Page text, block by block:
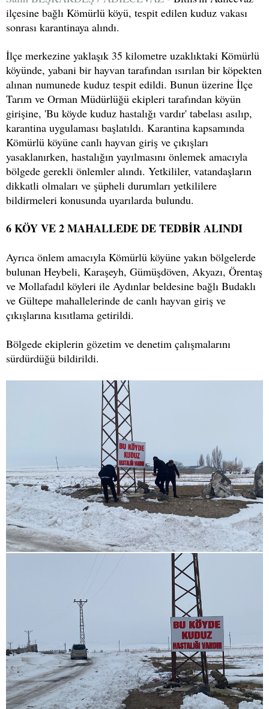
ilçesine bağlı Kömürlü köyü, tespit edilen kuduz vakası
sonrası karantinaya alındı.
İlçe merkezine yaklaşık 35 kilometre uzaklıktaki Kömürlü
köyünde, yabani bir hayvan tarafından ısırılan bir köpekten
alınan numunede kuduz tespit edildi. Bunun üzerine İlçe
Tarım ve Orman Müdürlüğü ekipleri tarafından köyün
girişine, 'Bu köyde kuduz hastalığı vardır' tabelası asılıp,
karantina uygulaması başlatıldı. Karantina kapsamında
Kömürlü köyüne canlı hayvan giriş ve çıkışları
yasaklanırken, hastalığın yayılmasını önlemek amacıyla
bölgede gerekli önlemler alındı. Yetkililer, vatandaşların
dikkatli olmaları ve şüpheli durumları yetkililere
bildirmeleri konusunda uyarılarda bulundu.
6 KÖY VE 2 MAHALLEDE DE TEDBİR ALINDI
Ayrıca önlem amacıyla Kömürlü köyüne yakın bölgelerde
bulunan Heybeli, Karaşeyh, Gümüşdöven, Akyazı, Örentaş
ve Mollafadıl köyleri ile Aydınlar beldesine bağlı Budaklı
ve Gültepe mahallelerinde de canlı hayvan giriş ve
çıkışlarına kısıtlama getirildi.
Bölgede ekiplerin gözetim ve denetim çalışmalarını
sürdürdüğü bildirildi.